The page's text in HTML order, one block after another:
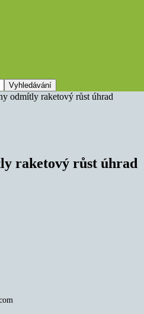
odmítly raketový růst úhrad
raketový růst úhrad